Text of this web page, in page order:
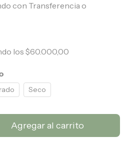
con Transferencia o
los$60.000,00
Seco